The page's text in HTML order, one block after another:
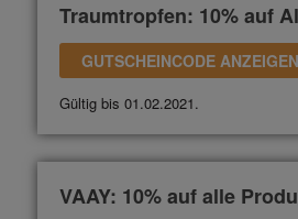
Traumtropfen: 10% auf
GUTSCHEINCODE ANZEIGEN
Gültig bis 01.02.2021.
VAAY: 10% auf alle